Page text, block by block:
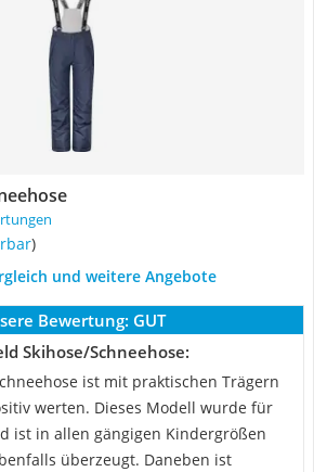
)
und weitere Angebote
Bewertung: GUT
Skihose/Schneehose:
ist mit praktischen Trägern
werten. Dieses Modell wurde für
ist in allen gängigen Kindergrößen
überzeugt. Daneben ist